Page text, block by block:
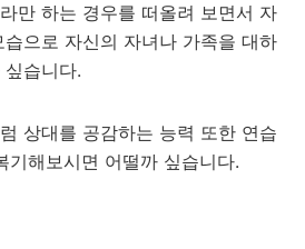
만 하는 경우를 떠올려 보면서 자
으로 자신의 자녀나 가족을 대하
습니다.
상대를 공감하는 능력 또한 연습
기해보시면 어떨까 싶습니다.